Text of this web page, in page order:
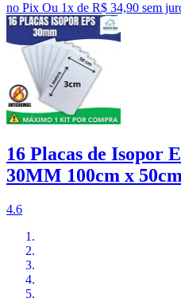
no Pix Ou 1x de R$ 34,90 sem
16 Placas de Isopor
30MM 100cm x
4.6